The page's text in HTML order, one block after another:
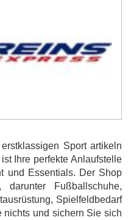
Sport artikeln
Ihre perfekte Anlaufstelle
und Essentials. Der Shop
Fußballschuhe,
Spielfeldbedarf
nichts und sichern Sie sich